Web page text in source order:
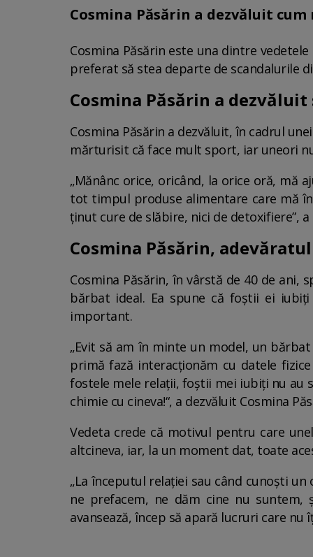
Cosmina Păsărin a dezvăluit
Cosmina Păsărin este una dintre
preferat să stea departe de scandalurile
Cosmina Păsărin a
Cosmina Păsărin a dezvăluit, în cadrul
mărturisit că face mult sport, iar uneori
„Mănânc orice, oricând, la orice oră,
tot timpul produse alimentare care mă
ținut cure de slăbire, nici de detoxifiere”,
Cosmina Păsărin,
Cosmina Păsărin, în vârstă de 40 de
bărbat ideal. Ea spune că foștii ei
important.
„Evit să am în minte un model, un
primă fază interacționăm cu datele
fostele mele relații, foștii mei iubiți nu au
chimie cu cineva!“, a dezvăluit Cosmina
Vedeta crede că motivul pentru care
altcineva, iar, la un moment dat, toate
„La începutul relației sau când cunoști
ne prefacem, ne dăm cine nu
avansează, încep să apară lucruri care nu